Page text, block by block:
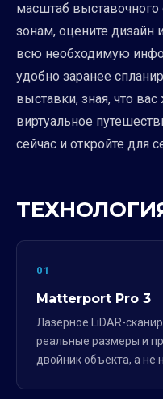
масштаб
зонам, оцените дизайн
всю необходимую
удобно заранее
выставки, зная, что
виртуальное
сейчас и откройте для
01
Matterport Pro 3
Лазерное LiDAR-
реальные размеры и
двойник объекта, а не